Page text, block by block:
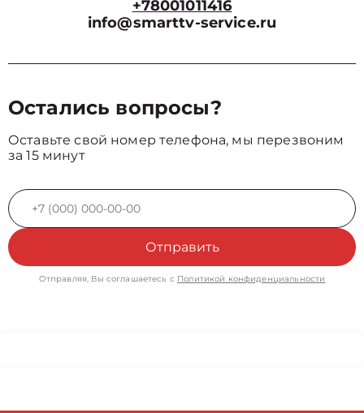
+78001011416
info@smarttv-service.ru
Остались вопросы?
Оставьте свой номер телефона, мы перезвоним
за 15 минут
Отправить
Отправляя, Вы соглашаетесь с Политикой конфиденциальности